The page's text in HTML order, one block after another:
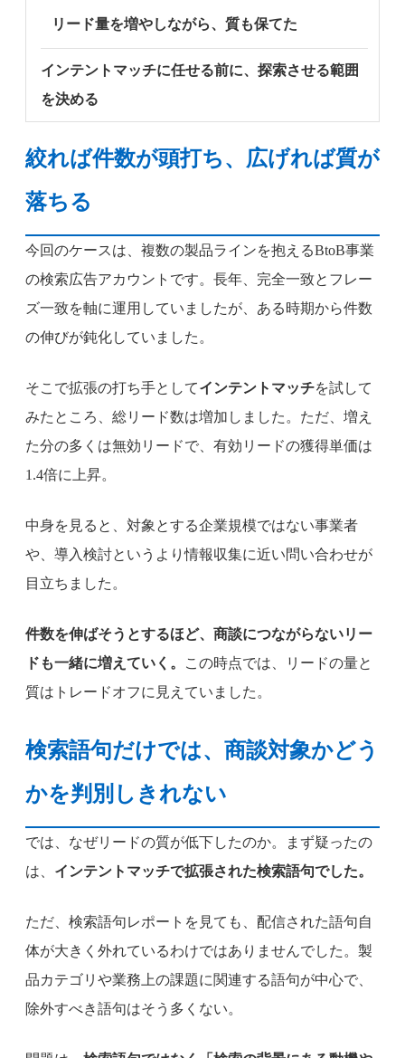
リード量を増やしながら、質も保てた
インテントマッチに任せる前に、探索させる範囲
を決める
絞れば件数が頭打ち、広げれば質が
落ちる
今回のケースは、複数の製品ラインを抱えるBtoB事業
の検索広告アカウントです。長年、完全一致とフレー
ズ一致を軸に運用していましたが、ある時期から件数
の伸びが鈍化していました。
そこで拡張の打ち手としてインテントマッチを試して
みたところ、総リード数は増加しました。ただ、増え
た分の多くは無効リードで、有効リードの獲得単価は
1.4倍に上昇。
中身を見ると、対象とする企業規模ではない事業者
や、導入検討というより情報収集に近い問い合わせが
目立ちました。
件数を伸ばそうとするほど、商談につながらないリー
ドも一緒に増えていく。
この時点では、リードの量と
質はトレードオフに見えていました。
検索語句だけでは、商談対象かどう
かを判別しきれない
では、なぜリードの質が低下したのか。まず疑ったの
は、 インテントマッチで拡張された検索語句でした。
ただ、検索語句レポートを見ても、配信された語句自
体が大きく外れているわけではありませんでした。製
品カテゴリや業務上の課題に関連する語句が中心で、
除外すべき語句はそう多くない。